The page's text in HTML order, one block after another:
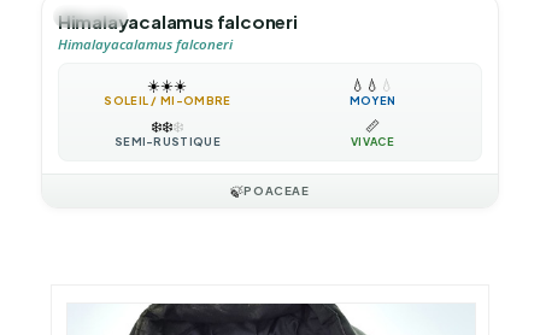
🌿HERBE
Himalayacalamus falconeri
Himalayacalamus falconeri
☀️☀️☀️
SOLEIL / MI-OMBRE
💧 💧 💧
MOYEN
❄️❄️❄️
SEMI-RUSTIQUE
📏
VIVACE
🍃POACEAE